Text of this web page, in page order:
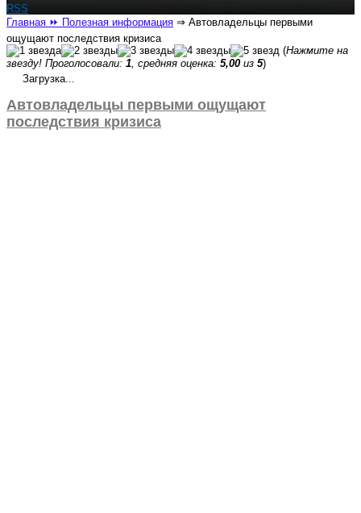
RSS
Главная ⏩ Полезная информация ⇒ Автовладельцы первыми
ощущают последствия кризиса
(Нажмите на
звезду! Проголосовали: 1 , средняя оценка: 5,00 из 5)
Загрузка...
Автовладельцы первыми ощущают
последствия кризиса